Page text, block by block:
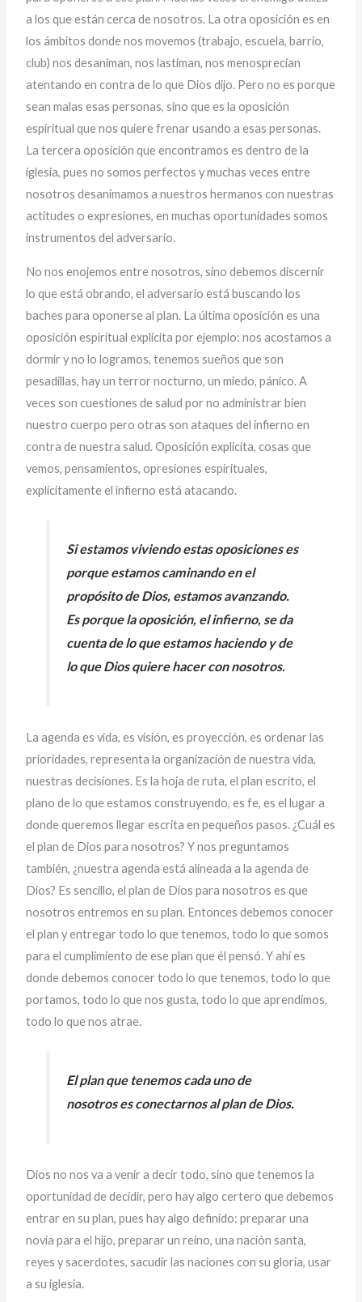
a los que están cerca de nosotros. La otra oposición es en
los ámbitos donde nos movemos (trabajo, escuela, barrio,
club) nos desaniman, nos lastiman, nos menosprecian
atentando en contra de lo que Dios dijo. Pero no es porque
sean malas esas personas, sino que es la oposición
espiritual que nos quiere frenar usando a esas personas.
La tercera oposición que encontramos es dentro de la
iglesia, pues no somos perfectos y muchas veces entre
nosotros desanimamos a nuestros hermanos con nuestras
actitudes o expresiones, en muchas oportunidades somos
instrumentos del adversario.
No nos enojemos entre nosotros, sino debemos discernir
lo que está obrando, el adversario está buscando los
baches para oponerse al plan. La última oposición es una
oposición espiritual explicita por ejemplo: nos acostamos a
dormir y no lo logramos, tenemos sueños que son
pesadillas, hay un terror nocturno, un miedo, pánico. A
veces son cuestiones de salud por no administrar bien
nuestro cuerpo pero otras son ataques del infierno en
contra de nuestra salud. Oposición explicita, cosas que
vemos, pensamientos, opresiones espirituales,
explícitamente el infierno está atacando.
Si estamos viviendo estas oposiciones es
porque estamos caminando en el
propósito de Dios, estamos avanzando.
Es porque la oposición, el infierno, se da
cuenta de lo que estamos haciendo y de
lo que Dios quiere hacer con nosotros.
La agenda es vida, es visión, es proyección, es ordenar las
prioridades, representa la organización de nuestra vida,
nuestras decisiones. Es la hoja de ruta, el plan escrito, el
plano de lo que estamos construyendo, es fe, es el lugar a
donde queremos llegar escrita en pequeños pasos. ¿Cuál es
el plan de Dios para nosotros? Y nos preguntamos
también, ¿nuestra agenda está alineada a la agenda de
Dios? Es sencillo, el plan de Dios para nosotros es que
nosotros entremos en su plan. Entonces debemos conocer
el plan y entregar todo lo que tenemos, todo lo que somos
para el cumplimiento de ese plan que él pensó. Y ahí es
donde debemos conocer todo lo que tenemos, todo lo que
portamos, todo lo que nos gusta, todo lo que aprendimos,
todo lo que nos atrae.
El plan que tenemos cada uno de
nosotros es conectarnos al plan de Dios.
Dios no nos va a venir a decir todo, sino que tenemos la
oportunidad de decidir, pero hay algo certero que debemos
entrar en su plan, pues hay algo definido: preparar una
novia para el hijo, preparar un reino, una nación santa,
reyes y sacerdotes, sacudir las naciones con su gloria, usar
a su iglesia.